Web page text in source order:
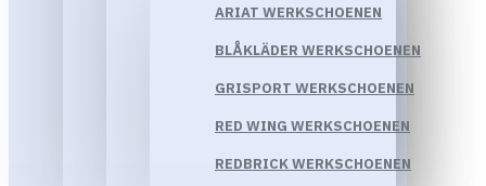
ARIAT WERKSCHOENEN
BLÅKLÄDER WERKSCHOENEN
GRISPORT WERKSCHOENEN
RED WING WERKSCHOENEN
REDBRICK WERKSCHOENEN